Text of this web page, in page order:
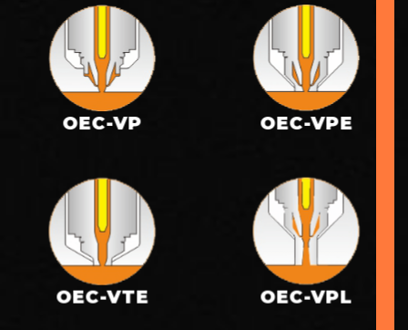
OEC-VP OEC-VPE
OEC-VTE OEC-VPL